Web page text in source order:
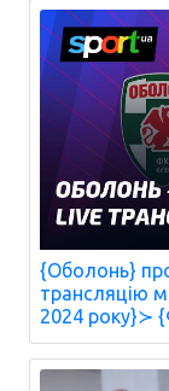
{Оболонь}
трансляцію
2024 року}≻